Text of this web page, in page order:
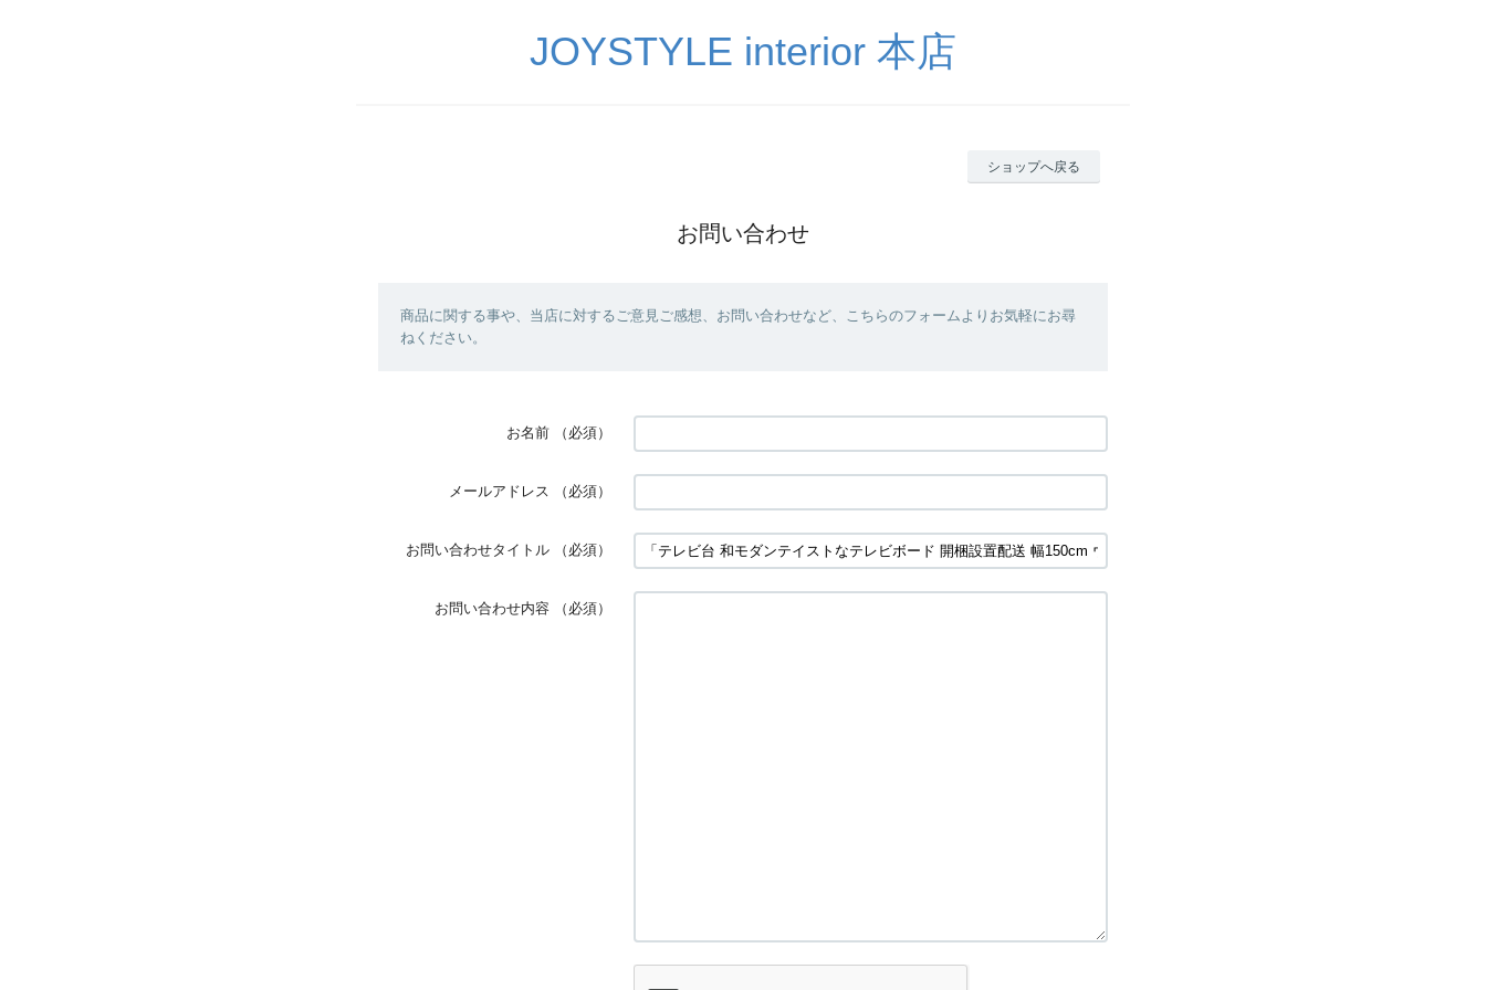
JOYSTYLE interior 本店
ショップへ戻る
お問い合わせ
商品に関する事や、当店に対するご意見ご感想、お問い合わせなど、こちらのフォームよりお気軽にお尋
ねください。
お名前 （必須）
メールアドレス （必須）
お問い合わせタイトル （必須）
お問い合わせ内容 （必須）